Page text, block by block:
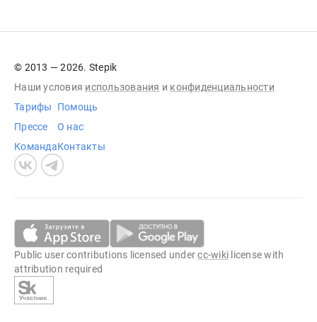
© 2013 — 2026. Stepik
Наши условия использования и конфиденциальности
Тарифы
Прессе
Команда
Помощь
О нас
Контакты
Public user contributions licensed undercc-wiki license with
attribution required